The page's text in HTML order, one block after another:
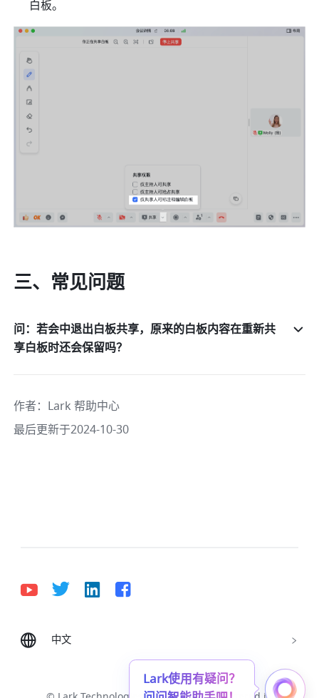
白板。
三、常见问题
问：若会中退出白板共享，原来的白板内容在重新共
享白板时还会保留吗？
作者： Lark 帮助中心
最后更新于2024-10-30
中文
Deutsch English
Português (Brasil)
Lark使用有疑问？